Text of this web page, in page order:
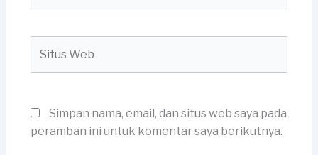
Web
Simpan nama, email, dan situs web saya pada
peramban ini untuk komentar saya berikutnya.